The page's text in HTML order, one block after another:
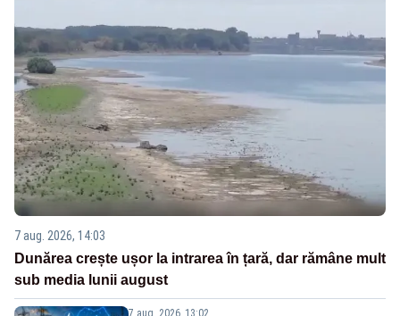
7 aug. 2026, 14:03
Dunărea crește ușor la intrarea în țară, dar rămâne mult
sub media lunii august
7 aug. 2026, 13:02